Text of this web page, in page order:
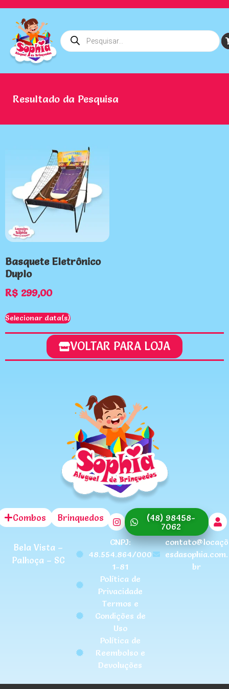
Resultado da Pesquisa
Basquete Eletrônico
Duplo
R$ 299,00
Selecionar data(s)
VOLTAR PARA LOJA
Combos Brinquedos
(48) 98458-
7062
Bela Vista –
Palhoça – SC
CNPJ:
48.554.864/000
1-81
Política de
Privacidade
Termos e
Condições de
Uso
Política de
Reembolso e
Devoluções
contato@locaçõ
esdasophia.com.
br